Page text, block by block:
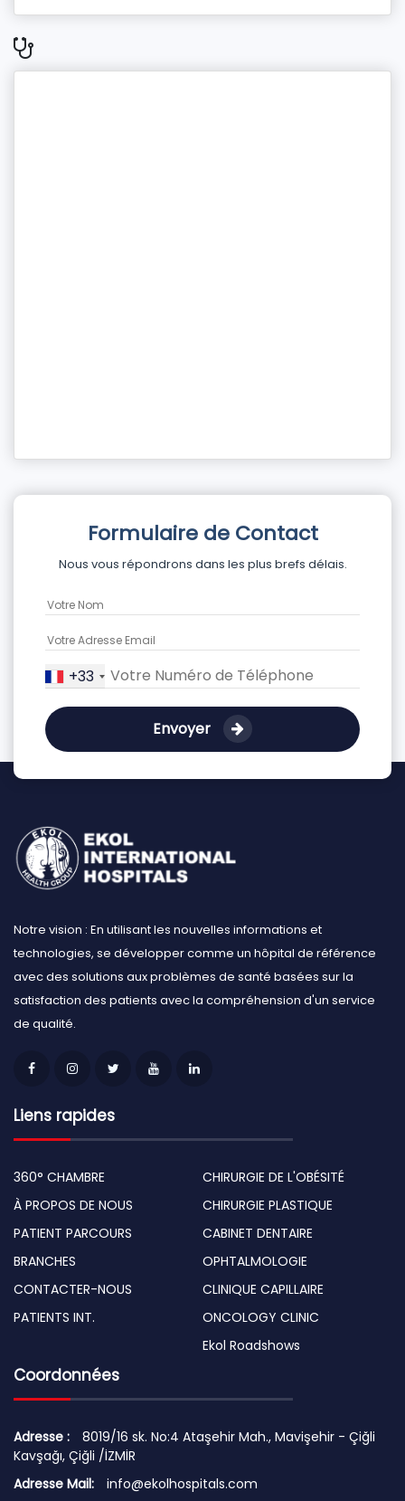
Formulaire de Contact
Nous vous répondrons dans les plus brefs délais.
+33
Envoyer
Notre vision : En utilisant les nouvelles informations et
technologies, se développer comme un hôpital de référence
avec des solutions aux problèmes de santé basées sur la
satisfaction des patients avec la compréhension d'un service
de qualité.
Liens rapides
360° CHAMBRE
À PROPOS DE NOUS
PATIENT PARCOURS
BRANCHES
CONTACTER-NOUS
PATIENTS INT.
CHIRURGIE DE L'OBÉSITÉ
CHIRURGIE PLASTIQUE
CABINET DENTAIRE
OPHTALMOLOGIE
CLINIQUE CAPILLAIRE
ONCOLOGY CLINIC
Ekol Roadshows
Coordonnées
Adresse :
8019/16 sk. No:4 Ataşehir Mah., Mavişehir - Çiğli
Kavşağı, Çiğli /İZMİR
Adresse Mail:
info@ekolhospitals.com